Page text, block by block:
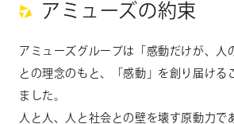
ENGLISH
アミューズの約束
アミューズグループは「感動だけが、人
との理念のもと、「感動」を創り届ける
ました。
人と人、人と社会との壁を壊す原動力で